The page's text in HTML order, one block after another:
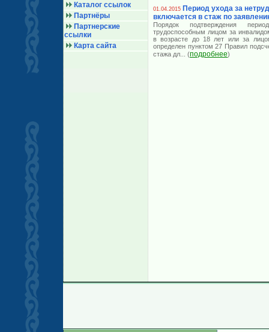
Каталог ссылок
Партнёры
Партнерские
ссылки
Карта сайта
01.04.2015 Период ухода за
включается в стаж по
Порядок подтверждения
трудоспособным лицом за
в возрасте до 18 лет или за
определен пунктом 27 Правил
стажа дл ... (подробнее)